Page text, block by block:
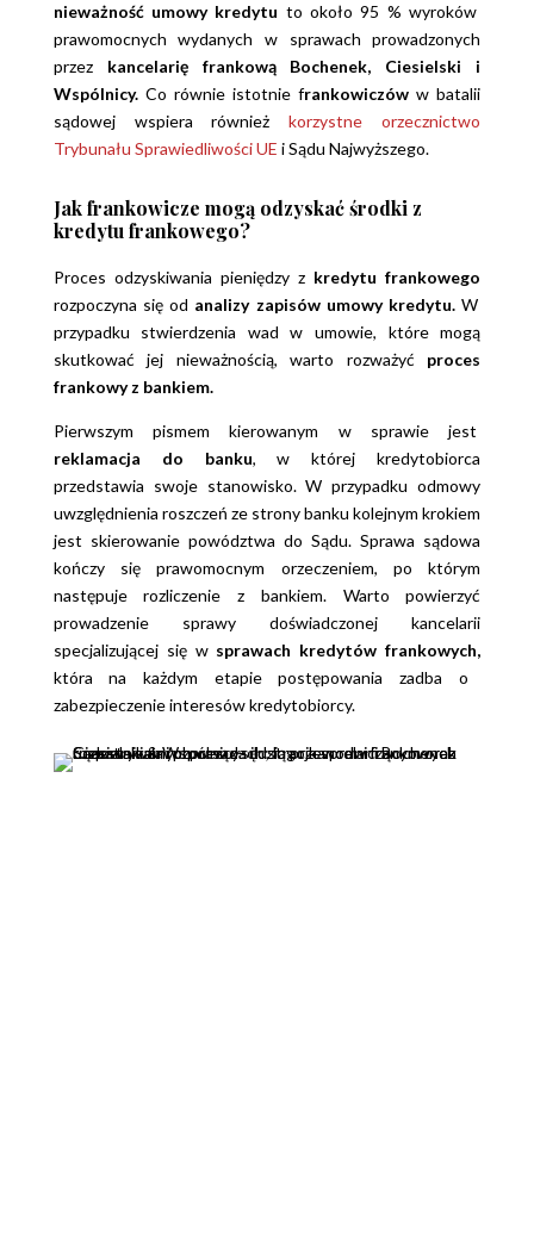
nieważność umowy kredytu to około 95 % wyroków
prawomocnych wydanych w sprawach prowadzonych
przez kancelarię frankową Bochenek, Ciesielski i
Wspólnicy. Co równie istotnie frankowiczów w batalii
sądowej wspiera równieżkorzystne orzecznictwo
Trybunału Sprawiedliwości UE i Sądu Najwyższego.
Jak frankowicze mogą odzyskać środki z
kredytu frankowego?
Proces odzyskiwania pieniędzy z kredytu frankowego
rozpoczyna się od analizy zapisów umowy kredytu.W
przypadku stwierdzenia wad w umowie, które mogą
skutkować jej nieważnością, warto rozważyć proces
frankowy z bankiem.
Pierwszym pismem kierowanym w sprawie jest
reklamacja do banku, w której kredytobiorca
przedstawia swoje stanowisko. W przypadku odmowy
uwzględnienia roszczeń ze strony banku kolejnym krokiem
jest skierowanie powództwa do Sądu. Sprawa sądowa
kończy się prawomocnym orzeczeniem, po którym
następuje rozliczenie z bankiem. Warto powierzyć
prowadzenie sprawy doświadczonej kancelarii
specjalizującej się w sprawach kredytów frankowych,
która na każdym etapie postępowania zadba o
zabezpieczenie interesów kredytobiorcy.